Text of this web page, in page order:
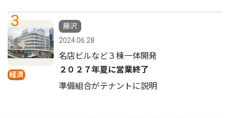
3
経済
藤沢
2024.06.28
名店ビルなど３棟一体開発
２０２７年夏に営業終了
準備組合がテナントに説明